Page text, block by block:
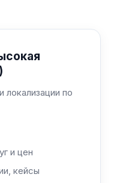
и локализации по
и цен
кейсы